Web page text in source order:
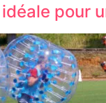
pour